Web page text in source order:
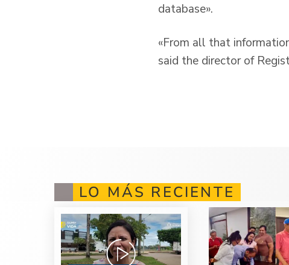
database».
«From all that
said the director of
LO MÁS RECIENTE